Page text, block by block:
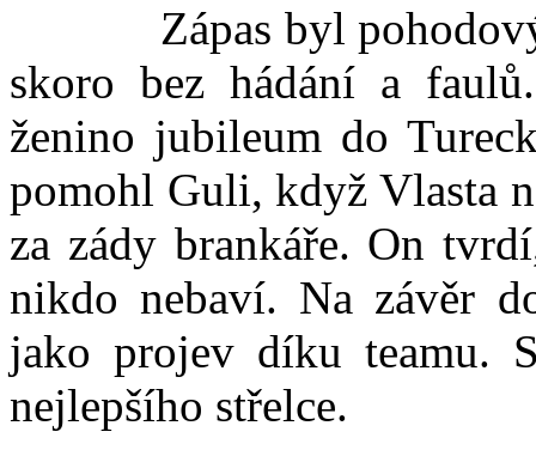
Zápas byl pohodový –
skoro bez hádání a
ženino jubileum do
pomohl Guli, když Vlasta
za zády brankáře. On
nikdo nebaví. Na závěr
jako projev díku teamu.
nejlepšího střelce.